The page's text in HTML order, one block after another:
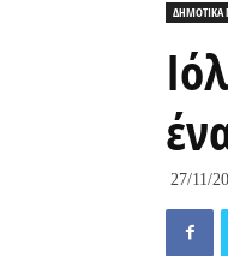
ΔΗΜΟΤΙΚΑ
27/11/